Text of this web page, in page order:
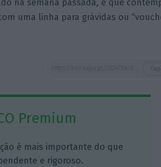
na semana passada, e que
uma linha para grávidas ou
Premium
é mais importante do que
e rigoroso.